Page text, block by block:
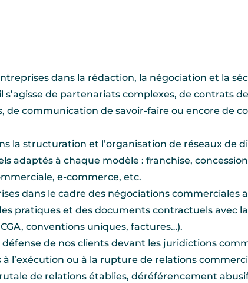
dans la rédaction, la négociation et la
s’agisse de partenariats complexes, de contrats
de communication de savoir-faire ou encore de
la structuration et l’organisation de réseaux de
adaptés à chaque modèle : franchise,
e-commerce, etc.
dans le cadre des négociations commerciales
pratiques et des documents contractuels avec la
conventions uniques, factures…).
défense de nos clients devant les juridictions
l’exécution ou à la rupture de relations
de relations établies, déréférencement